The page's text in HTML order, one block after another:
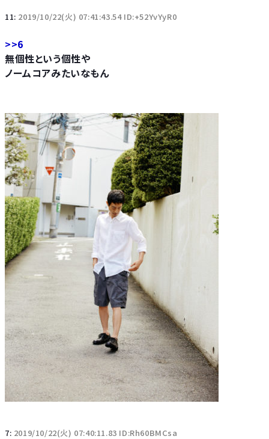
11: 2019/10/22(火) 07:41:43.54 ID:+52YvYyR0
>>6
無個性という個性や
ノームコアみたいなもん
7: 2019/10/22(火) 07:40:11.83 ID:Rh60BMCsa